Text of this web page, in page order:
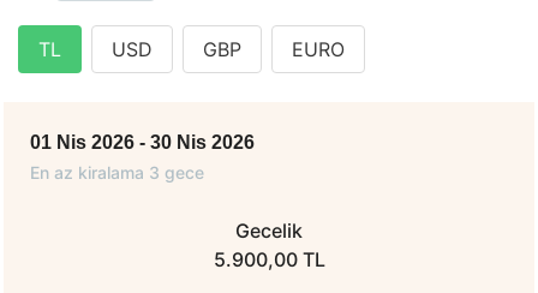
TL USD GBP EURO
01 Nis 2026 - 30 Nis 2026
En az kiralama 3 gece
Gecelik
5.900,00 TL